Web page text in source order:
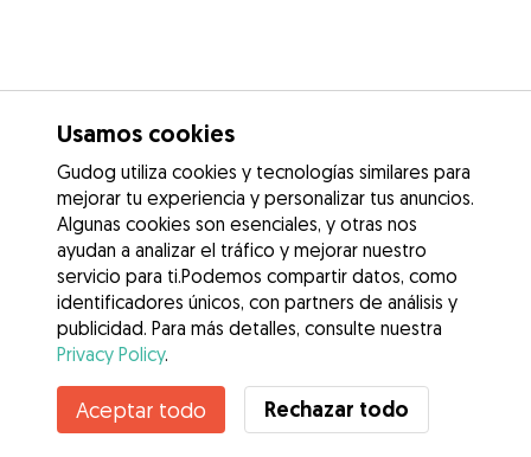
Usamos cookies
Gudog utiliza cookies y tecnologías similares para
mejorar tu experiencia y personalizar tus anuncios.
Algunas cookies son esenciales, y otras nos
ayudan a analizar el tráfico y mejorar nuestro
servicio para ti.Podemos compartir datos, como
identificadores únicos, con partners de análisis y
publicidad. Para más detalles, consulte nuestra
Privacy Policy.
Aceptar todo Rechazar todo